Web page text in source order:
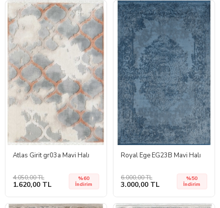
Atlas Girit gr03a Mavi Halı
4.050,00 TL
1.620,00 TL
%60
İndirim
Royal Ege EG23B Mavi Halı
6.000,00 TL
3.000,00 TL
%50
İndirim